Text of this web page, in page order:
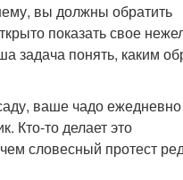
вы должны обратить
показать свое
задача понять, каким
ваше чадо ежедневно
Кто-то делает это
словесный протест